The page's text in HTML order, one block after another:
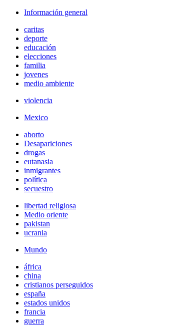
Información general
caritas
deporte
educación
elecciones
familia
jovenes
medio ambiente
violencia
Mexico
aborto
Desapariciones
drogas
eutanasia
inmigrantes
política
secuestro
libertad religiosa
Medio oriente
pakistan
ucrania
Mundo
áfrica
china
cristianos perseguidos
españa
estados unidos
francia
guerra